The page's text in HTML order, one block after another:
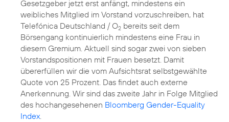
Gesetzgeber jetzt erst anfängt, mindestens ein
weibliches Mitglied im Vorstand vorzuschreiben, hat
Telefónica Deutschland / O2 bereits seit dem
Börsengang kontinuierlich mindestens eine Frau in
diesem Gremium. Aktuell sind sogar zwei von sieben
Vorstandspositionen mit Frauen besetzt. Damit
übererfüllen wir die vom Aufsichtsrat selbstgewählte
Quote von 25 Prozent. Das findet auch externe
Anerkennung. Wir sind das zweite Jahr in Folge Mitglied
des hochangesehenen Bloomberg Gender-Equality
Index.